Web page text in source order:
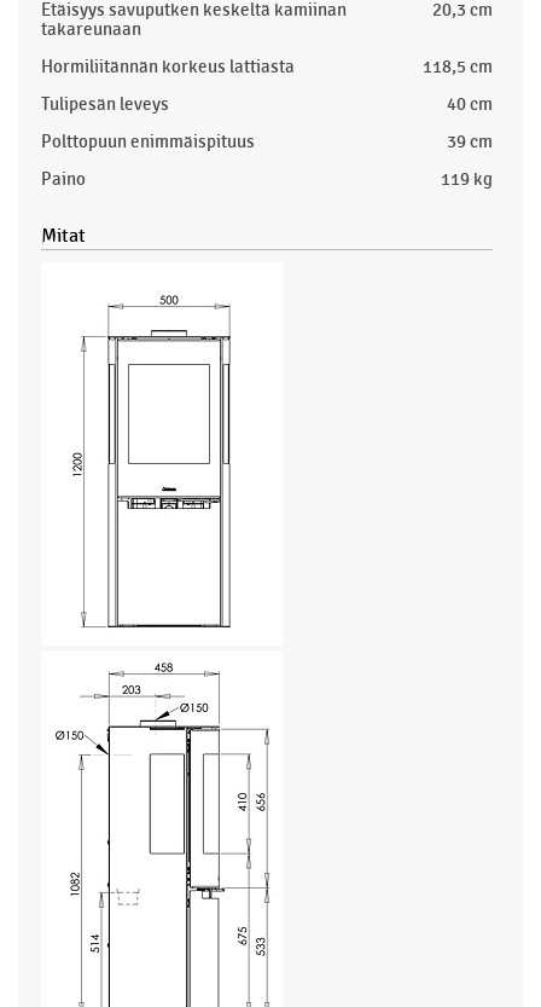
Etäisyys savuputken keskeltä kamiinan
takareunaan
20,3 cm
Hormiliitännän korkeus lattiasta
118,5 cm
Tulipesän leveys
40 cm
Polttopuun enimmäispituus
39 cm
Paino
119 kg
Mitat